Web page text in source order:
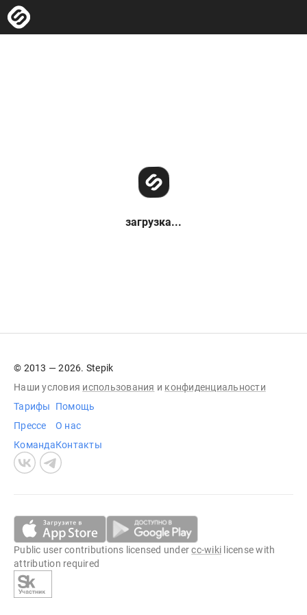
загрузка...
© 2013 — 2026. Stepik
Наши условия использования и конфиденциальности
Тарифы
Прессе
Команда
Помощь
О нас
Контакты
Public user contributions licensed undercc-wiki license with
attribution required